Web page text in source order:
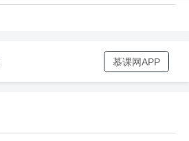
慕课网APP